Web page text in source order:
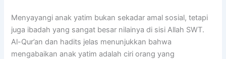
Menyayangi anak yatim bukan sekadar amal sosial, tetapi
juga ibadah yang sangat besar nilainya di sisi Allah SWT.
Al-Qur’an dan hadits jelas menunjukkan bahwa
mengabaikan anak yatim adalah ciri orang yang